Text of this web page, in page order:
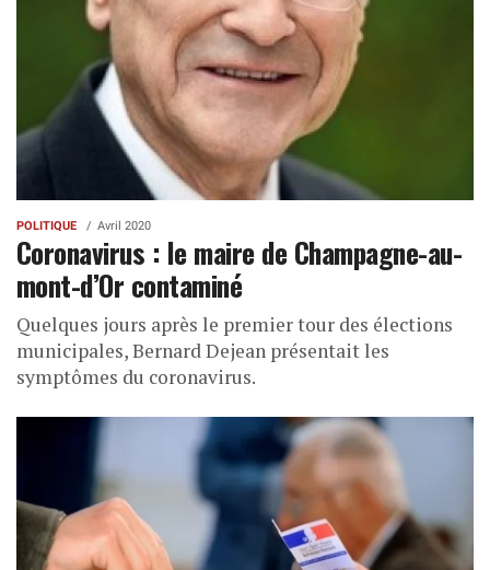
POLITIQUE Avril 2020
Coronavirus : le maire de Champagne-au-
mont-d’Or contaminé
Quelques jours après le premier tour des élections
municipales, Bernard Dejean présentait les
symptômes du coronavirus.